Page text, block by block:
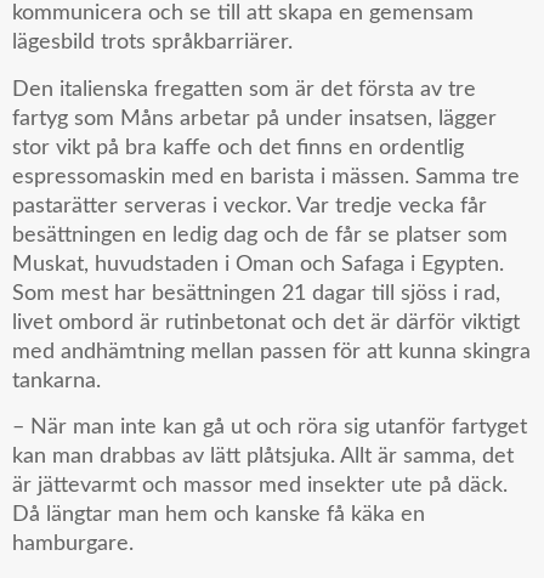
kommunicera och se till att skapa en gemensam
lägesbild trots språkbarriärer.
Den italienska fregatten som är det första av tre
fartyg som Måns arbetar på under insatsen, lägger
stor vikt på bra kaffe och det finns en ordentlig
espressomaskin med en barista i mässen. Samma tre
pastarätter serveras i veckor. Var tredje vecka får
besättningen en ledig dag och de får se platser som
Muskat, huvudstaden i Oman och Safaga i Egypten.
Som mest har besättningen 21 dagar till sjöss i rad,
livet ombord är rutinbetonat och det är därför viktigt
med andhämtning mellan passen för att kunna skingra
tankarna.
– När man inte kan gå ut och röra sig utanför fartyget
kan man drabbas av lätt plåtsjuka. Allt är samma, det
är jättevarmt och massor med insekter ute på däck.
Då längtar man hem och kanske få käka en
hamburgare.